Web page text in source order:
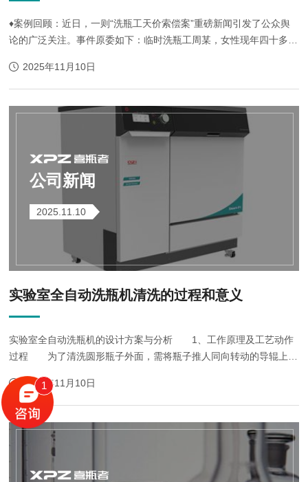
♦案例回顾：近日，一则“洗瓶工天价索偿案”重磅新闻引发了公众舆
论的广泛关注。事件原委如下：临时洗瓶工周某，女性现年四十多
验室不足数月。周某日常专司负...
2025年11月10日
公司新闻
2025.11.10
实验室全自动洗瓶机清洗的过程和意义
实验室全自动洗瓶机的设计方案与分析 1、工作原理及工艺动作
过程 为了清洗圆形瓶子外面，需将瓶子推人同向转动的导辊上，
净。 实验室全自动洗瓶机的...
2025年11月10日
1